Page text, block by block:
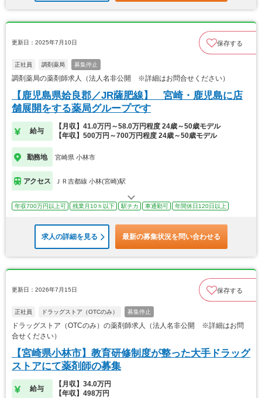
更新日：2025年7月10日 保存する
正社員 調剤薬局 募集停止
調剤薬局の薬剤師求人（法人名非公開 ※詳細はお問合せください）
【鹿児島県姶良郡／JR薩肥線】 宮崎・鹿児島に店
舗展開をする薬局グループです
給与
【月収】41.0万円～58.0万円程度 24歳～50歳モデル
【年収】500万円～700万円程度 24歳～50歳モデル
勤務地 宮崎県 小林市
アクセス ＪＲ吉都線 小林(宮崎)駅
年収700万円以上可 残業月10ｈ以下 駅チカ 車通勤可 年間休日120日以上
求人の詳細を見る 最新の募集状況を問い合わせる
更新日：2026年7月15日 保存する
正社員 ドラッグストア（OTCのみ） 募集停止
ドラッグストア（OTCのみ）の薬剤師求人（法人名非公開 ※詳細はお問
合せください）
【宮崎県小林市】教育研修制度が整った大手ドラッグ
ストアにて薬剤師の募集
給与
【月収】34.0万円
【年収】498万円